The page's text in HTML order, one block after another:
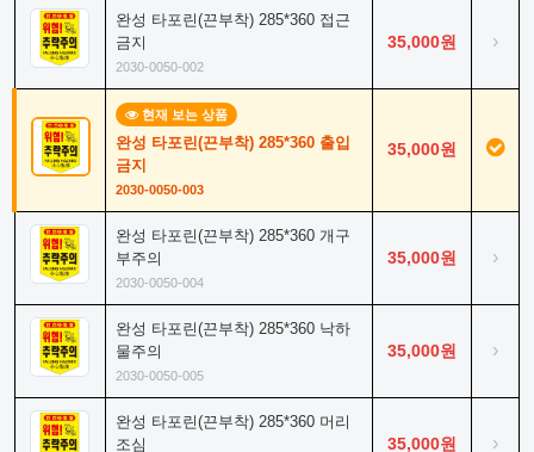
완성 타포린(끈부착) 285*360 접근
금지
2030-0050-002
35,000원 ›
현재 보는 상품
완성 타포린(끈부착) 285*360 출입
금지
2030-0050-003
35,000원
완성 타포린(끈부착) 285*360 개구
부주의
2030-0050-004
35,000원 ›
완성 타포린(끈부착) 285*360 낙하
물주의
2030-0050-005
35,000원 ›
완성 타포린(끈부착) 285*360 머리
조심
35,000원 ›